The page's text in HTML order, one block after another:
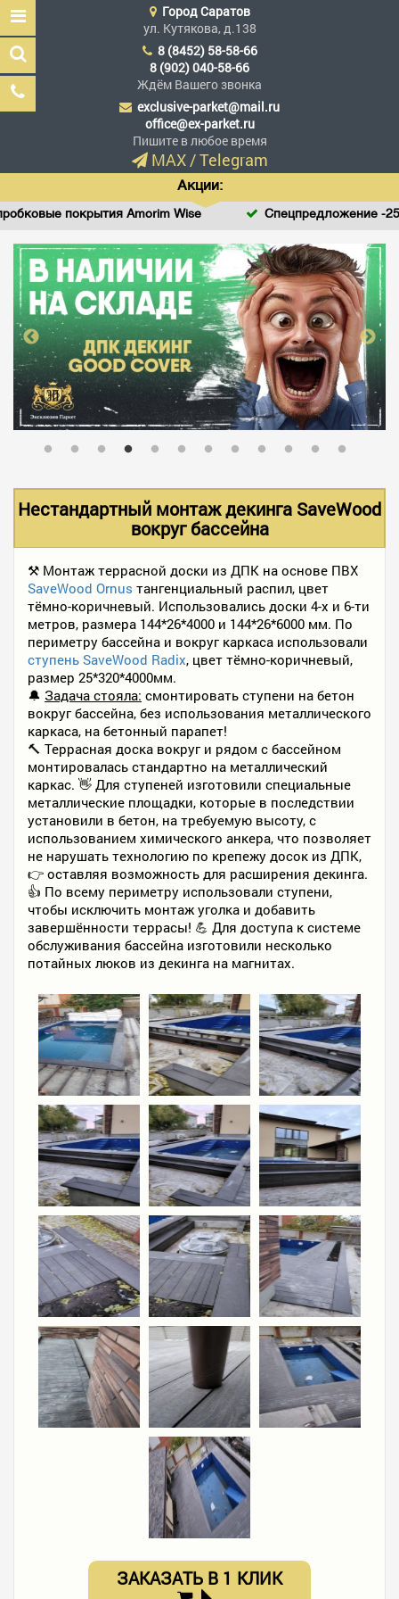
Эксклюзив Паркет
Мы сделали эксклюзив
доступным
ГЛАВНАЯ
АССОРТИМЕНТ
В НАЛИЧИИ
АКЦИИ
ФОТО РАБОТ
КОНТАКТЫ
ПОЛЕЗНОЕ
ГородСаратов
ул. Кутякова, д.138
8 (8452) 58-58-66
8 (902) 040-58-66
Ждём Вашего звонка
exclusive-parket@mail.ru
office@ex-parket.ru
Пишите в любое время
MAX/Telegram
Акции:
покрытия Amorim Wise Спецпредложение -25%
Нестандартный монтаж декинга SaveWood
вокруг бассейна
⚒ Монтаж террасной доски из ДПК на основе ПВХ
SaveWood Ornus тангенциальный распил, цвет
тёмно-коричневый. Использовались доски 4-х и 6-ти
метров, размера 144*26*4000 и 144*26*6000 мм. По
периметру бассейна и вокруг каркаса использовали
ступень SaveWood Radix, цвет тёмно-коричневый,
размер 25*320*4000мм.
🔔 Задача стояла: смонтировать ступени на бетон
вокруг бассейна, без использования металлического
каркаса, на бетонный парапет!
🔨 Террасная доска вокруг и рядом с бассейном
монтировалась стандартно на металлический
каркас. 👋 Для ступеней изготовили специальные
металлические площадки, которые в последствии
установили в бетон, на требуемую высоту, с
использованием химического анкера, что позволяет
не нарушать технологию по крепежу досок из ДПК,
👉 оставляя возможность для расширения декинга.
👍 По всему периметру использовали ступени,
чтобы исключить монтаж уголка и добавить
завершённости террасы! 💪 Для доступа к системе
обслуживания бассейна изготовили несколько
потайных люков из декинга на магнитах.
ЗАКАЗАТЬ В 1 КЛИК